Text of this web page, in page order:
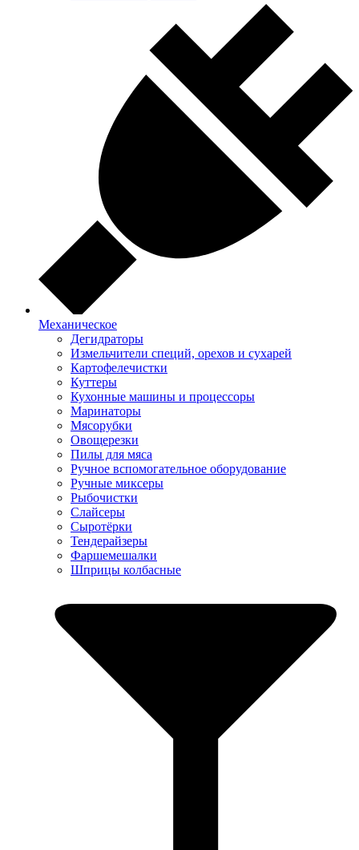
Механическое
Дегидраторы
Измельчители специй, орехов и сухарей
Картофелечистки
Куттеры
Кухонные машины и процессоры
Маринаторы
Мясорубки
Овощерезки
Пилы для мяса
Ручное вспомогательное оборудование
Ручные миксеры
Рыбочистки
Слайсеры
Сыротёрки
Тендерайзеры
Фаршемешалки
Шприцы колбасные